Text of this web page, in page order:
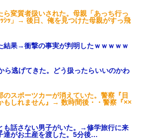
ら変質者扱いされた。母親「あっち行っ
ｼｯ」→ 後日、俺を見つけた母親がすっ飛
結果→衝撃の事実が判明したｗｗｗｗｗ
ら逃げてきた。どう扱ったらいいのかわ
のスポーツカーが消えていた。警察『目
もしれません』→ 数時間後・・警察『××
も話さない男子がいた。→修学旅行に来
達がお土産を渡した。5分後…